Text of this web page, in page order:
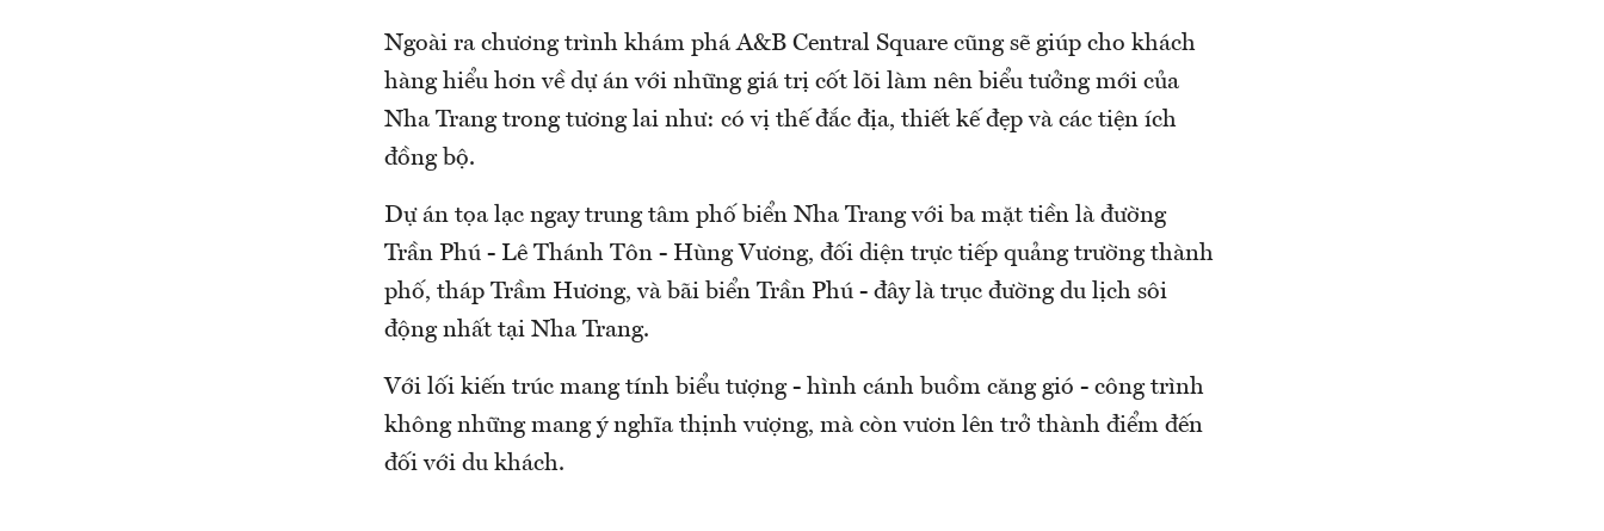
Ngoài ra chương trình khám phá A&B Central Square cũng sẽ giúp cho khách
hàng hiểu hơn về dự án với những giá trị cốt lõi làm nên biểu tưởng mới của
Nha Trang trong tương lai như: có vị thế đắc địa, thiết kế đẹp và các tiện ích
đồng bộ.
Dự án tọa lạc ngay trung tâm phố biển Nha Trang với ba mặt tiền là đường
Trần Phú - Lê Thánh Tôn - Hùng Vương, đối diện trực tiếp quảng trường thành
phố, tháp Trầm Hương, và bãi biển Trần Phú - đây là trục đường du lịch sôi
động nhất tại Nha Trang.
Với lối kiến trúc mang tính biểu tượng - hình cánh buồm căng gió - công trình
không những mang ý nghĩa thịnh vượng, mà còn vươn lên trở thành điểm đến
đối với du khách.